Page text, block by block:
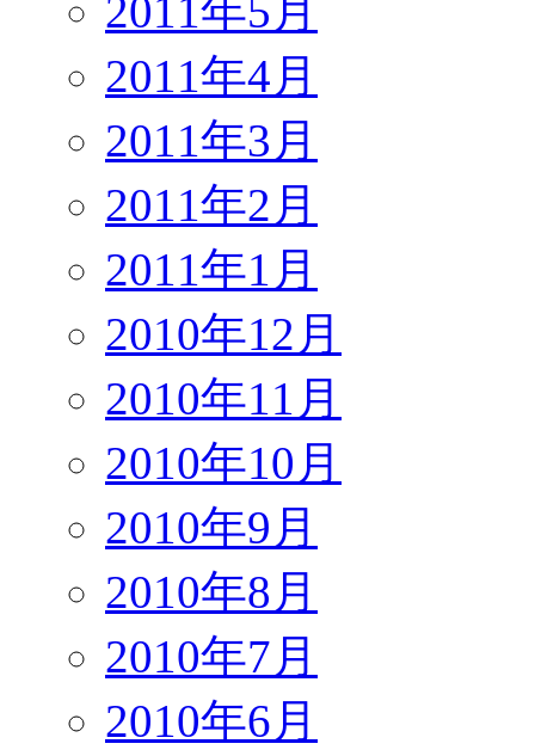
2011年5月
2011年4月
2011年3月
2011年2月
2011年1月
2010年12月
2010年11月
2010年10月
2010年9月
2010年8月
2010年7月
2010年6月